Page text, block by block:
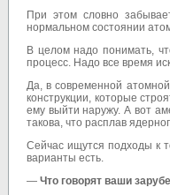
При этом словно
нормальном состоянии
В целом надо понимать,
процесс. Надо все время
Да, в современной
конструкции, которые
ему выйти наружу. А вот
такова, что расплав
Сейчас ищутся подходы к
варианты есть.
— Что говорят ваши